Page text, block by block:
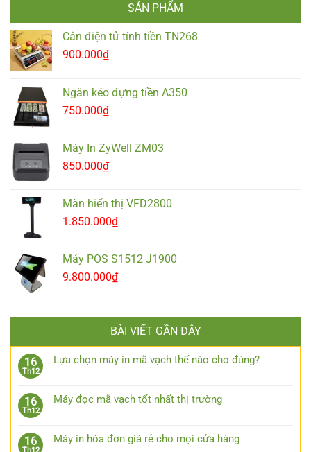
SẢN PHẨM
Cân điện tử tính tiền TN268
900.000₫
Ngăn kéo đựng tiền A350
750.000₫
Máy In ZyWell ZM03
850.000₫
Màn hiển thị VFD2800
1.850.000₫
Máy POS S1512 J1900
9.800.000₫
BÀI VIẾT GẦN ĐÂY
16
Th12
Lựa chọn máy in mã vạch thế nào cho đúng?
16
Th12
Máy đọc mã vạch tốt nhất thị trường
16 Máy in hóa đơn giá rẻ cho mọi cửa hàng